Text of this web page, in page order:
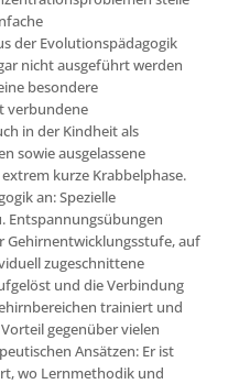
der Evolutionspädagogik
nicht ausgeführt werden
besondere
verbundene
in der Kindheit als
sowie ausgelassene
kurze Krabbelphase.
an: Spezielle
Entspannungsübungen
Gehirnentwicklungsstufe, auf
zugeschnittene
und die Verbindung
trainiert und
gegenüber vielen
Ansätzen: Er ist
wo Lernmethodik und